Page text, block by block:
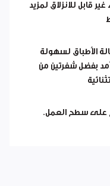
قابل للانزلاق لمزيد
الأطباق لسهولة
بفضل شفرتين من
على سطح العمل.